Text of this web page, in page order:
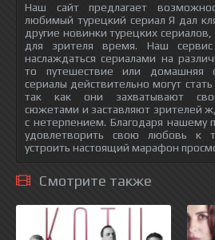
Наш сайт предлагает
любимый турецкий сериал Я дал
другие новинки турецких
для зрителя время. Наш сервис
наслаждаться сериалами на
то путешествие или домашняя
сериалы действительно могут
так как они захватывают
сюжетами и заставляют зрителей
с нетерпением. Благодаря нашему
удовлетворить свою любовь к
устроить настоящий марафон
Смотрите также